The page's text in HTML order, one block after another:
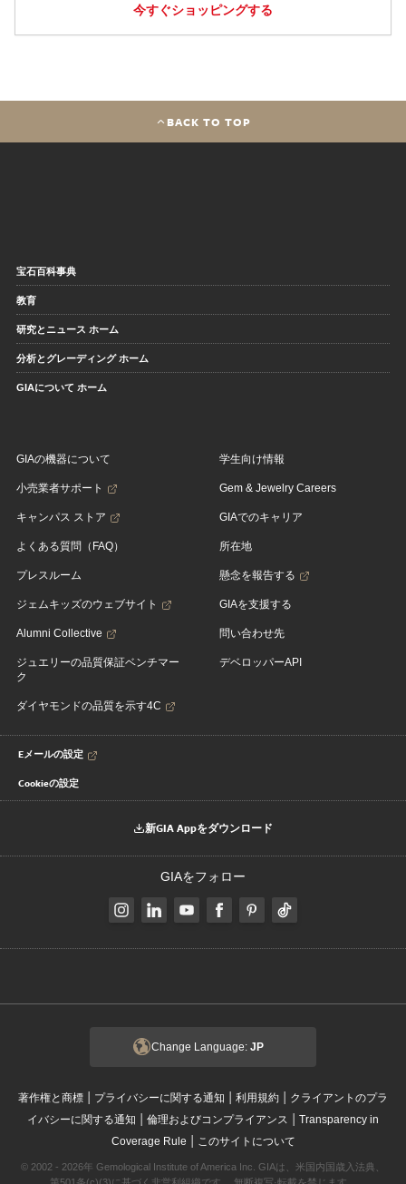
今すぐショッピングする
BACK TO TOP
宝石百科事典
教育
研究とニュース ホーム
分析とグレーディング ホーム
GIAについて ホーム
GIAの機器について
小売業者サポート
キャンパス ストア
よくある質問（FAQ）
プレスルーム
ジェムキッズのウェブサイト
Alumni Collective
ジュエリーの品質保証ベンチマー
ク
ダイヤモンドの品質を示す4C
学生向け情報
Gem & Jewelry Careers
GIAでのキャリア
所在地
懸念を報告する
GIAを支援する
問い合わせ先
デベロッパーAPI
Eメールの設定
Cookieの設定
新GIA Appをダウンロード
GIAをフォロー
Change Language: JP
著作権と商標 | プライバシーに関する通知 | 利用規約 | クライアントのプラ
イバシーに関する通知 | 倫理およびコンプライアンス | Transparency in
Coverage Rule | このサイトについて
© 2002 - 2026年 Gemological Institute of America Inc. GIAは、米国内国歳入法典、